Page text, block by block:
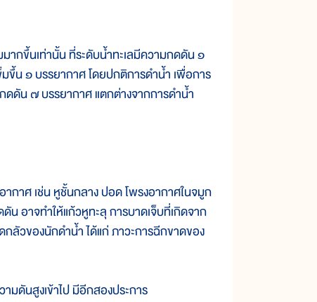
ขึ้นเท่านั้น ที่ระดับน้ำทะเลมีความกดดัน ๑
ขึ้น ๑ บรรยากาศ โดยปกติการดำน้ำ เพื่อการ
ดัน ๗ บรรยากาศ แตกต่างจากการดำน้ำ
ากาศ เช่น หูชั้นกลาง ปอด โพรงอากาศในจมูก
อาจทำให้แก้วหูทะลุ การบาดเจ็บที่เกิดจาก
ลัวของนักดำน้ำ ได้แก่ ภาวะการฉีกขาดของ
มดันสูงเข้าไป มีอีกสองประการ